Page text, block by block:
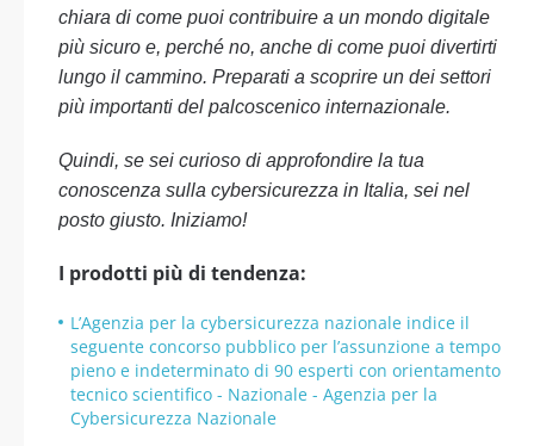
chiara di come puoi contribuire a un mondo digitale
più sicuro e, perché no, anche di come puoi divertirti
lungo il cammino. Preparati a scoprire un dei settori
più importanti del palcoscenico internazionale.
Quindi, se sei curioso di approfondire la tua
conoscenza sulla cybersicurezza in Italia, sei nel
posto giusto. Iniziamo!
I prodotti più di tendenza:
L’Agenzia per la cybersicurezza nazionale indice il
seguente concorso pubblico per l’assunzione a tempo
pieno e indeterminato di 90 esperti con orientamento
tecnico scientifico - Nazionale - Agenzia per la
Cybersicurezza Nazionale